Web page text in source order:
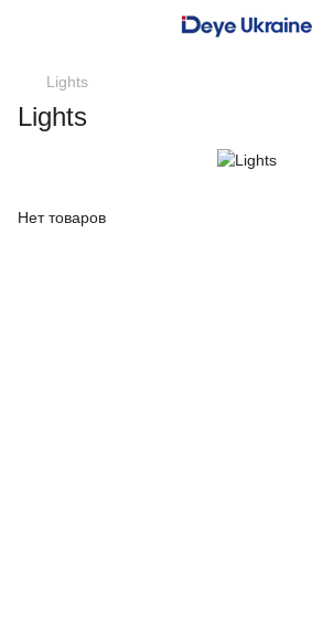
Lights
Lights
Нет товаров